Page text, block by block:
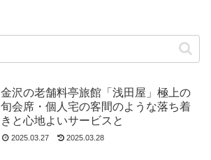
金沢の老舗料亭旅館「浅田屋」極上の
旬会席・個人宅の客間のような落ち着
きと心地よいサービスと
2025.03.27 2025.03.28